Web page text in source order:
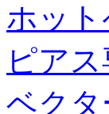
ホット
ピア
ベクタ